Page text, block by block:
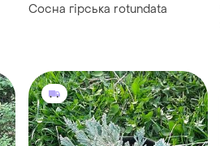
Сосна гірська rotundata